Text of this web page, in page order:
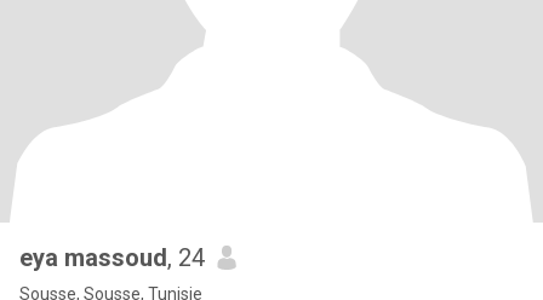
eya massoud, 24
Sousse, Sousse, Tunisie